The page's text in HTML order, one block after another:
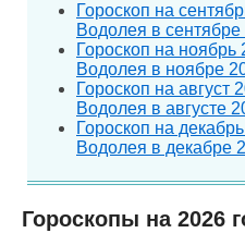
Гороскоп на
Водолея в сентябре
Гороскоп на
Водолея в ноябре
Гороскоп на август
Водолея в августе
Гороскоп на
Водолея в декабре
Гороскопы на 2026